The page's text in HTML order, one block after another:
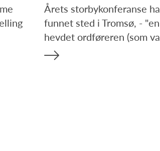
Årets storbykonferanse
funnet sted i Tromsø, -
hevdet ordføreren (som